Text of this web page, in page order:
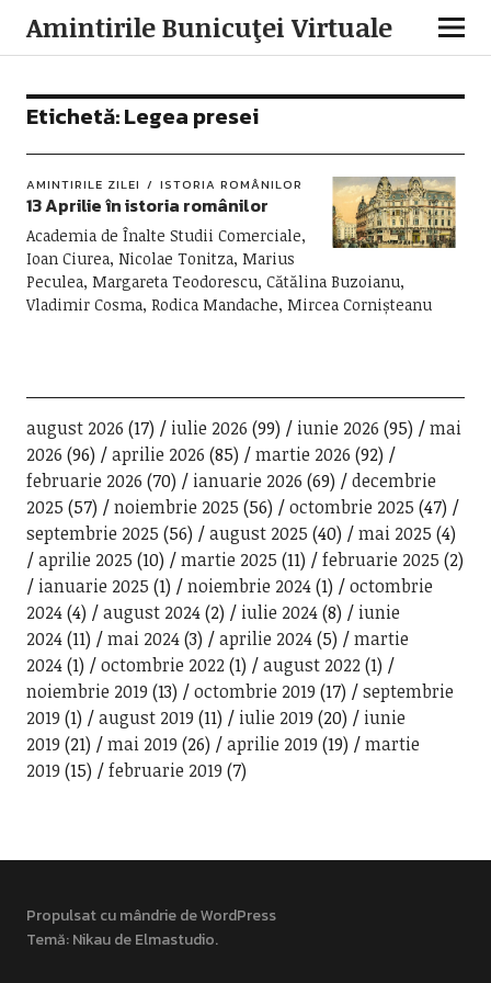
Amintirile Bunicuţei Virtuale
Etichetă:Legea presei
AMINTIRILE ZILEI ISTORIA ROMÂNILOR
13 Aprilie în istoria românilor
Academia de Înalte Studii Comerciale,
Ioan Ciurea, Nicolae Tonitza, Marius
Peculea, Margareta Teodorescu, Cătălina Buzoianu,
Vladimir Cosma, Rodica Mandache, Mircea Cornișteanu
august 2026 (17) iulie 2026 (99) iunie 2026 (95)
mai
2026 (96) aprilie 2026 (85) martie 2026 (92)
februarie 2026 (70) ianuarie 2026 (69)
decembrie
2025 (57) noiembrie 2025 (56) octombrie 2025 (47)
septembrie 2025 (56) august 2025 (40) mai 2025 (4)
aprilie 2025 (10) martie 2025 (11) februarie 2025 (2)
ianuarie 2025 (1) noiembrie 2024(1)
octombrie
2024(4) august 2024(2) iulie 2024(8)
iunie
2024(11) mai 2024(3) aprilie 2024(5)
martie
2024(1) octombrie 2022(1) august 2022(1)
noiembrie 2019 (13) octombrie 2019 (17)
septembrie
2019 (1) august 2019 (11) iulie 2019 (20)
iunie
2019 (21) mai 2019 (26) aprilie 2019 (19)
martie
2019 (15) februarie 2019 (7)
Propulsat cu mândrie de WordPress
Temă: Nikau deElmastudio.